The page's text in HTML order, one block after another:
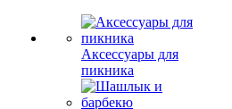
Аксессуары для
пикника